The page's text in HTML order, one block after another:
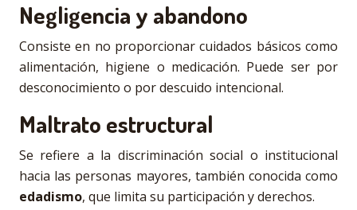
Negligencia y abandono
Consiste en no proporcionar cuidados básicos como
alimentación, higiene o medicación. Puede ser por
desconocimiento o por descuido intencional.
Maltrato estructural
Se refiere a la discriminación social o institucional
hacia las personas mayores, también conocida como
edadismo, que limita su participación y derechos.